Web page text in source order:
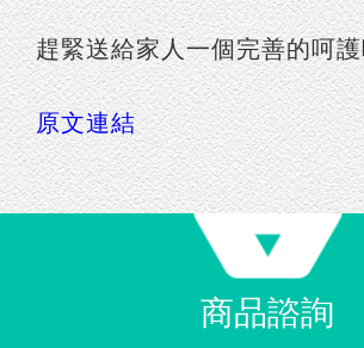
趕緊送給家人一個完善的呵
原文連結
商品諮詢